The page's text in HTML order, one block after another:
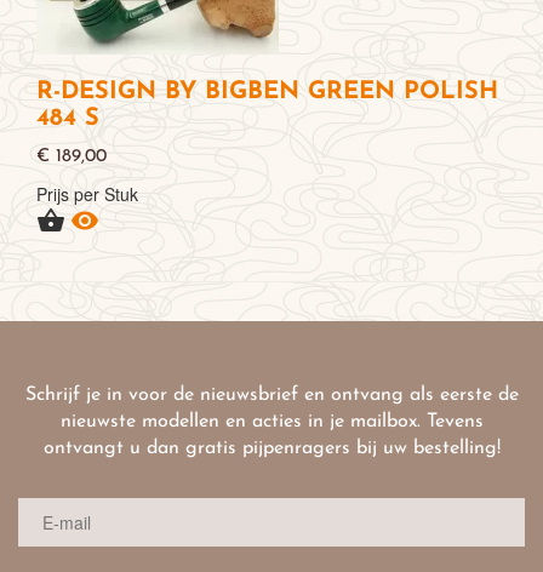
R-DESIGN BY BIGBEN GREEN POLISH
484 S
€ 189,00
Prijs per Stuk
 
Schrijf je in voor de nieuwsbrief en ontvang als eerste de
nieuwste modellen en acties in je mailbox. Tevens
ontvangt u dan gratis pijpenragers bij uw bestelling!